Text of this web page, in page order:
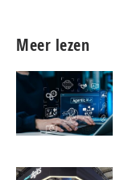
Meer lezen